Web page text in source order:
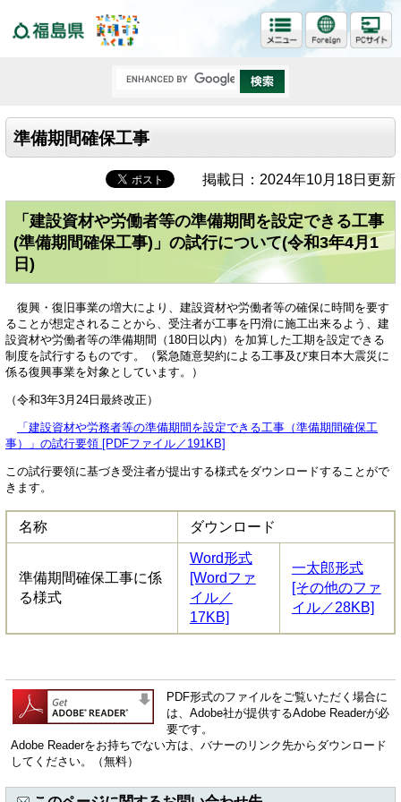
準備期間確保工事
掲載日：2024年10月18日更新
「建設資材や労働者等の準備期間を設定できる工事
(準備期間確保工事)」の試行について(令和3年4月1
日)
復興・復旧事業の増大により、建設資材や労働者等の確保に時間を要す
ることが想定されることから、受注者が工事を円滑に施工出来るよう、建
設資材や労働者等の準備期間（180日以内）を加算した工期を設定できる
制度を試行するものです。（緊急随意契約による工事及び東日本大震災に
係る復興事業を対象としています。）
（令和3年3月24日最終改正）
「建設資材や労務者等の準備期間を設定できる工事（準備期間確保工
事）」の試行要領 [PDFファイル／191KB]
この試行要領に基づき受注者が提出する様式をダウンロードすることがで
きます。
名称 ダウンロード
準備期間確保工事に係
る様式
Word形式
[Wordファ
イル／
17KB]
一太郎形式
[その他のファ
イル／28KB]
PDF形式のファイルをご覧いただく場合に
は、Adobe社が提供するAdobe Readerが必
要です。
Adobe Readerをお持ちでない方は、バナーのリンク先からダウンロード
してください。（無料）